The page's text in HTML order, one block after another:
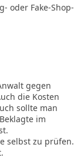
oder Fake-Shop-
gegen
die Kosten
sollte man
im
selbst zu prüfen.